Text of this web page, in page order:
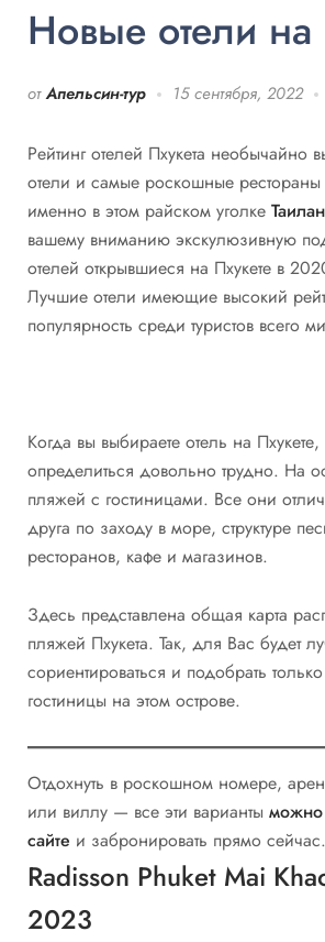
Новые отели на
от Апельсин-тур 15 сентября, 2022
Рейтинг отелей Пхукета необычайно
отели и самые роскошные рестораны
именно в этом райском уголке
вашему вниманию экскулюзивную
отелей открывшиеся на Пхукете в
Лучшие отели имеющие высокий
популярность среди туристов всего
Когда вы выбираете отель на
определиться довольно трудно. На
пляжей с гостиницами. Все они
друга по заходу в море, структуре
ресторанов, кафе и магазинов.
Здесь представлена общая карта
пляжей Пхукета. Так, для Вас будет
сориентироваться и подобрать
гостиницы на этом острове.
Отдохнуть в роскошном номере,
или виллу — все эти варианты можно
сайте и забронировать прямо сейчас.
Radisson Phuket Mai
2023